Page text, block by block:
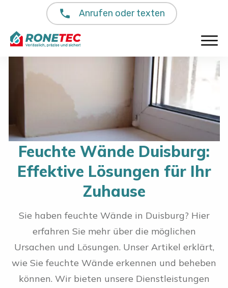
Anrufen oder texten
Feuchte Wände Duisburg:
Effektive Lösungen für Ihr
Zuhause
Sie haben feuchte Wände in Duisburg? Hier
erfahren Sie mehr über die möglichen
Ursachen und Lösungen. Unser Artikel erklärt,
wie Sie feuchte Wände erkennen und beheben
können. Wir bieten unsere Dienstleistungen